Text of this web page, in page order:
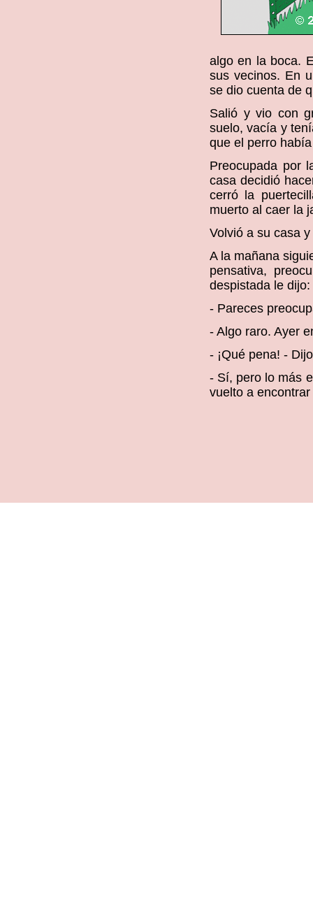
algo en la boca.
sus vecinos. En
se dio cuenta de
Salió y vio con
suelo, vacía y
que el perro
Preocupada por
casa decidió
cerró la
muerto al caer la
Volvió a su casa
A la mañana
pensativa,
despistada le dijo:
- Pareces
- Algo raro. Ayer
- ¡Qué pena! -
- Sí, pero lo más
vuelto a